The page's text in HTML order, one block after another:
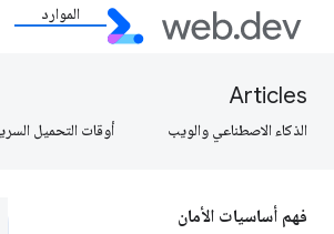
الموارد
Articles
الذكاء الاصطناعي والويب أوقات التحميل
فهم أساسيات الأمان